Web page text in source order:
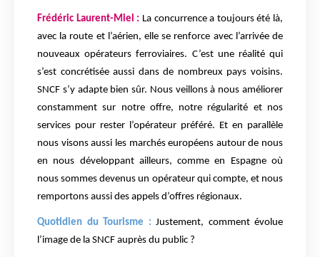
Frédéric Laurent-Miel : La concurrence a toujours été là,
avec la route et l’aérien, elle se renforce avec l’arrivée de
nouveaux opérateurs ferroviaires. C’est une réalité qui
s’est concrétisée aussi dans de nombreux pays voisins.
SNCF s’y adapte bien sûr. Nous veillons à nous améliorer
constamment sur notre offre, notre régularité et nos
services pour rester l’opérateur préféré. Et en parallèle
nous visons aussi les marchés européens autour de nous
en nous développant ailleurs, comme en Espagne où
nous sommes devenus un opérateur qui compte, et nous
remportons aussi des appels d’offres régionaux.
Quotidien du Tourisme : Justement, comment évolue
l’image de la SNCF auprès du public ?